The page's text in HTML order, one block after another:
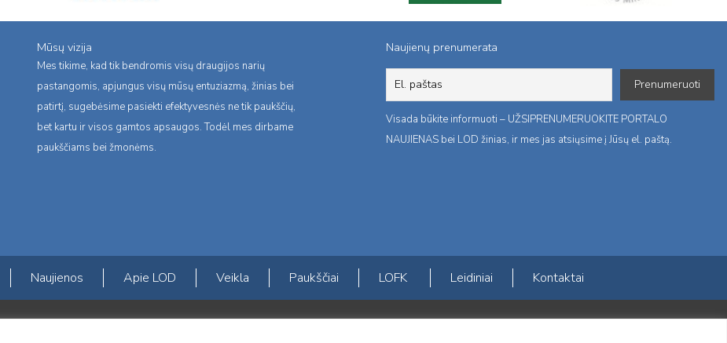
Mūsų vizija
Mes tikime, kad tik bendromis visų draugijos narių
pastangomis, apjungus visų mūsų entuziazmą, žinias bei
patirtį, sugebėsime pasiekti efektyvesnės ne tik paukščių,
bet kartu ir visos gamtos apsaugos. Todėl mes dirbame
paukščiams bei žmonėms.
Naujienų prenumerata
Visada būkite informuoti – UŽSIPRENUMERUOKITE PORTALO
NAUJIENAS bei LOD žinias, ir mes jas atsiųsime į Jūsų el. paštą.
Naujienos Apie LOD Veikla Paukščiai LOFK Leidiniai Kontaktai